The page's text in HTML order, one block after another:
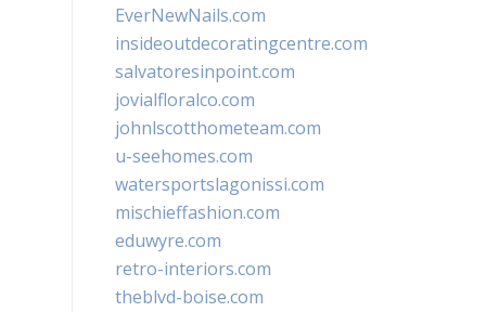
EverNewNails.com
insideoutdecoratingcentre.com
salvatoresinpoint.com
jovialfloralco.com
johnlscotthometeam.com
u-seehomes.com
watersportslagonissi.com
mischieffashion.com
eduwyre.com
retro-interiors.com
theblvd-boise.com